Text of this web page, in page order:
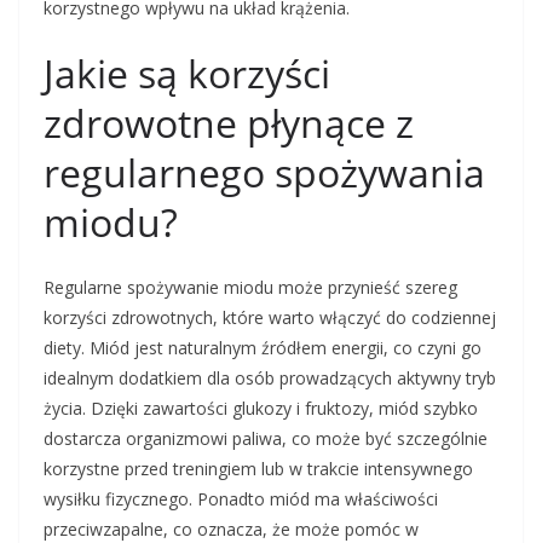
korzystnego wpływu na układ krążenia.
Jakie są korzyści
zdrowotne płynące z
regularnego spożywania
miodu?
Regularne spożywanie miodu może przynieść szereg
korzyści zdrowotnych, które warto włączyć do codziennej
diety. Miód jest naturalnym źródłem energii, co czyni go
idealnym dodatkiem dla osób prowadzących aktywny tryb
życia. Dzięki zawartości glukozy i fruktozy, miód szybko
dostarcza organizmowi paliwa, co może być szczególnie
korzystne przed treningiem lub w trakcie intensywnego
wysiłku fizycznego. Ponadto miód ma właściwości
przeciwzapalne, co oznacza, że może pomóc w